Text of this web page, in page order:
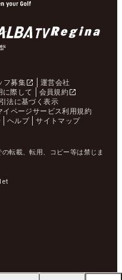
フ募集
運営会社
に際して
会員規約
法に基づく表示
イページサービス利用規約
ヘルプ サイトマップ
転載、転用、コピー等は禁じま